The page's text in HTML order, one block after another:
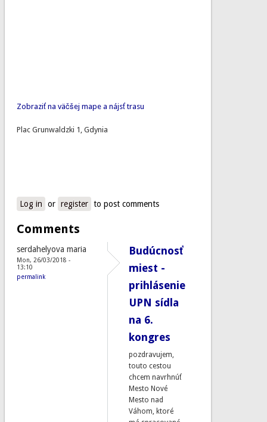
Zobraziť na väčšej mape a nájsť trasu
Plac Grunwaldzki 1, Gdynia
Log in or register to post comments
Comments
serdahelyova maria
Mon, 26/03/2018 -
13:10
permalink
Budúcnosť
miest -
prihlásenie
UPN sídla
na 6.
kongres
pozdravujem,
touto cestou
chcem navrhnúť
Mesto Nové
Mesto nad
Váhom, ktoré